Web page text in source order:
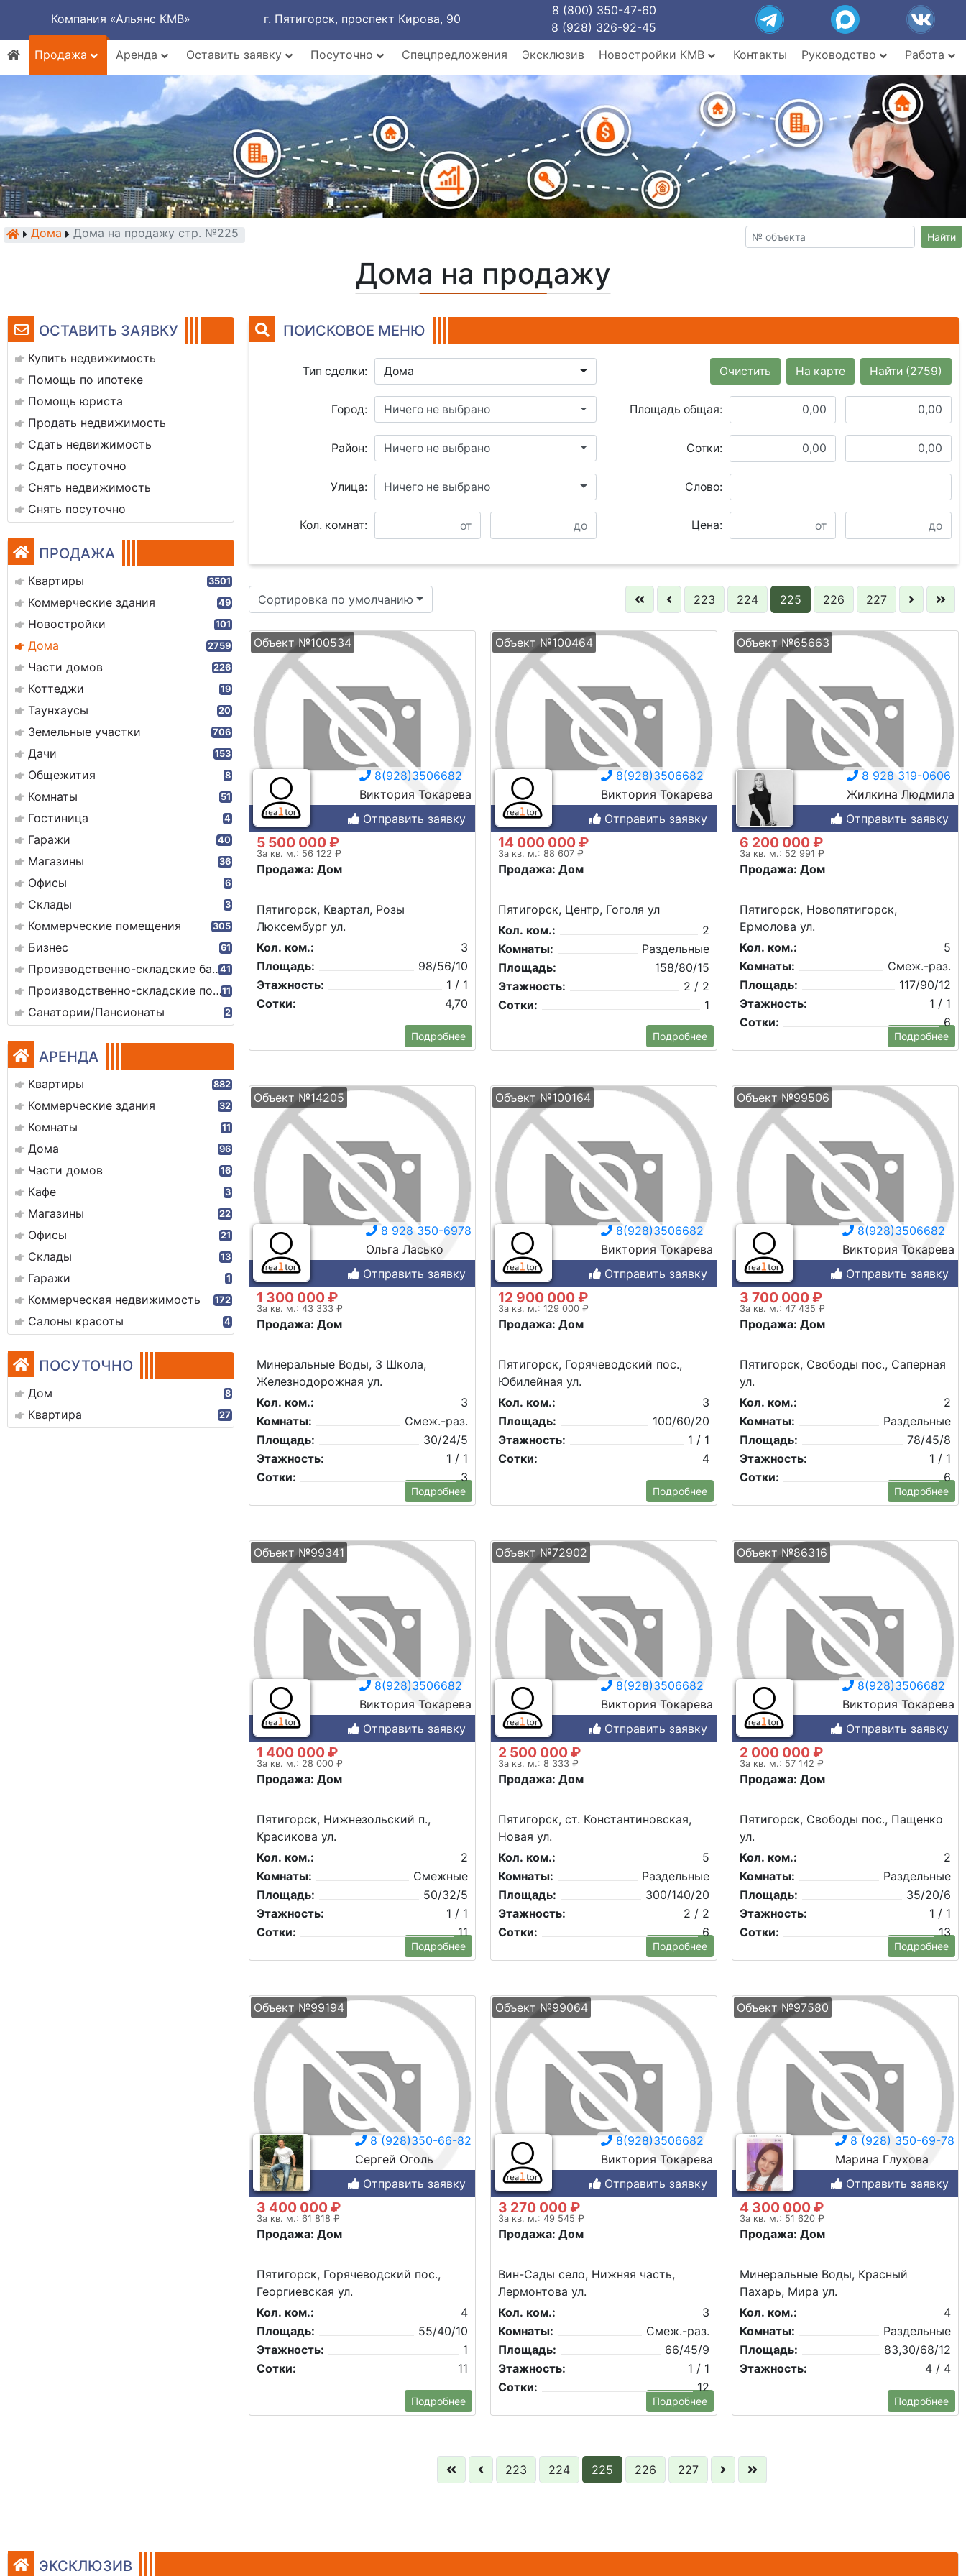
Компания «Альянс КМВ» г. Пятигорск, проспект Кирова, 90
8 (800) 350-47-60
8 (928) 326-92-45
Продажа
Аренда Оставить заявку Посуточно Спецпредложения Эксклюзив Новостройки КМВ Контакты Руководство Работа
Дома Дома на продажу стр. №225 Найти
Дома на продажу
ОСТАВИТЬ ЗАЯВКУ
Купить недвижимость
Помощь по ипотеке
Помощь юриста
Продать недвижимость
Сдать недвижимость
Сдать посуточно
Снять недвижимость
Снять посуточно
ПРОДАЖА
Квартиры 3501
Коммерческие здания 49
Новостройки 101
Дома 2759
Части домов 226
Коттеджи 19
Таунхаусы 20
Земельные участки 706
Дачи 153
Общежития 8
Комнаты 51
Гостиница 4
Гаражи 40
Магазины 36
Офисы 6
Склады 3
Коммерческие помещения 305
Бизнес 61
Производственно-складские базы41
Производственно-складские помещения11
Санатории/Пансионаты 2
АРЕНДА
Квартиры 882
Коммерческие здания 32
Комнаты 11
Дома 96
Части домов 16
Кафе 3
Магазины 22
Офисы 21
Склады 13
Гаражи 1
Коммерческая недвижимость 172
Салоны красоты 4
ПОСУТОЧНО
Дом 8
Квартира 27
ПОИСКОВОЕ МЕНЮ
Тип сделки: Дома Найти (2759)
На карте
Очистить
Город: Ничего не выбрано Площадь общая:
Район: Ничего не выбрано Сотки:
Улица: Ничего не выбрано Слово:
Кол. комнат: Цена:
Сортировка по умолчанию 223 224 225 226 227
Объект №100534
8(928)3506682
Виктория Токарева
Отправить заявку
5 500 000 ₽
За кв. м.: 56 122 ₽
Продажа: Дом
Пятигорск, Квартал, Розы
Люксембург ул.
Кол. ком.:
3
Площадь:
98/56/10
Этажность:
1 / 1
Сотки:
4,70
Подробнее
Объект №100464
8(928)3506682
Виктория Токарева
Отправить заявку
14 000 000 ₽
За кв. м.: 88 607 ₽
Продажа: Дом
Пятигорск, Центр, Гоголя ул
Кол. ком.:
2
Комнаты:
Раздельные
Площадь:
158/80/15
Этажность:
2 / 2
Сотки:
1
Подробнее
Объект №65663
8 928 319-0606
Жилкина Людмила
Отправить заявку
6 200 000 ₽
За кв. м.: 52 991 ₽
Продажа: Дом
Пятигорск, Новопятигорск,
Ермолова ул.
Кол. ком.:
5
Комнаты:
Смеж.-раз.
Площадь:
117/90/12
Этажность:
1 / 1
Сотки:
6
Подробнее
Объект №14205
8 928 350-6978
Ольга Ласько
Отправить заявку
1 300 000 ₽
За кв. м.: 43 333 ₽
Продажа: Дом
Минеральные Воды, 3 Школа,
Железнодорожная ул.
Кол. ком.:
3
Комнаты:
Смеж.-раз.
Площадь:
30/24/5
Этажность:
1 / 1
Сотки:
3
Подробнее
Объект №100164
8(928)3506682
Виктория Токарева
Отправить заявку
12 900 000 ₽
За кв. м.: 129 000 ₽
Продажа: Дом
Пятигорск, Горячеводский пос.,
Юбилейная ул.
Кол. ком.:
3
Площадь:
100/60/20
Этажность:
1 / 1
Сотки:
4
Подробнее
Объект №99506
8(928)3506682
Виктория Токарева
Отправить заявку
3 700 000 ₽
За кв. м.: 47 435 ₽
Продажа: Дом
Пятигорск, Свободы пос., Саперная
ул.
Кол. ком.:
2
Комнаты:
Раздельные
Площадь:
78/45/8
Этажность:
1 / 1
Сотки:
6
Подробнее
Объект №99341
8(928)3506682
Виктория Токарева
Отправить заявку
1 400 000 ₽
За кв. м.: 28 000 ₽
Продажа: Дом
Пятигорск, Нижнезольский п.,
Красикова ул.
Кол. ком.:
2
Комнаты:
Смежные
Площадь:
50/32/5
Этажность:
1 / 1
Сотки:
11
Подробнее
Объект №72902
8(928)3506682
Виктория Токарева
Отправить заявку
2 500 000 ₽
За кв. м.: 8 333 ₽
Продажа: Дом
Пятигорск, ст. Константиновская,
Новая ул.
Кол. ком.:
5
Комнаты:
Раздельные
Площадь:
300/140/20
Этажность:
2 / 2
Сотки:
6
Подробнее
Объект №86316
8(928)3506682
Виктория Токарева
Отправить заявку
2 000 000 ₽
За кв. м.: 57 142 ₽
Продажа: Дом
Пятигорск, Свободы пос., Пащенко
ул.
Кол. ком.:
2
Комнаты:
Раздельные
Площадь:
35/20/6
Этажность:
1 / 1
Сотки:
13
Подробнее
Объект №99194
8 (928)350-66-82
Сергей Оголь
Отправить заявку
3 400 000 ₽
За кв. м.: 61 818 ₽
Продажа: Дом
Пятигорск, Горячеводский пос.,
Георгиевская ул.
Кол. ком.:
4
Площадь:
55/40/10
Этажность:
1
Сотки:
11
Подробнее
Объект №99064
8(928)3506682
Виктория Токарева
Отправить заявку
3 270 000 ₽
За кв. м.: 49 545 ₽
Продажа: Дом
Вин-Сады село, Нижняя часть,
Лермонтова ул.
Кол. ком.:
3
Комнаты:
Смеж.-раз.
Площадь:
66/45/9
Этажность:
1 / 1
Сотки:
12
Подробнее
Объект №97580
8 (928) 350-69-78
Марина Глухова
Отправить заявку
4 300 000 ₽
За кв. м.: 51 620 ₽
Продажа: Дом
Минеральные Воды, Красный
Пахарь, Мира ул.
Кол. ком.:
4
Комнаты:
Раздельные
Площадь:
83,30/68/12
Этажность:
4 / 4
Подробнее
223 224 225 226 227
ЭКСКЛЮЗИВ